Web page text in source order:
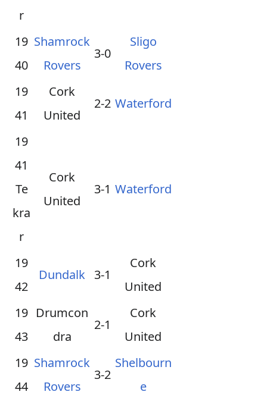
r
19
40
Shamrock
Rovers
3-0
Sligo
Rovers
19
41
Cork
United
2-2 Waterford
19
41
Te
kra
r
Cork
United
3-1 Waterford
19
42
Dundalk 3-1
Cork
United
19
43
Drumcon
dra
2-1
Cork
United
19
44
Shamrock
Rovers
3-2
Shelbourn
e